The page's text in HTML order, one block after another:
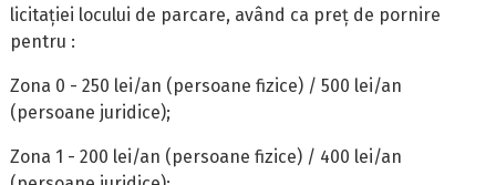
licitației locului de parcare, având ca preț de pornire
pentru :
Zona 0 - 250 lei/an (persoane fizice) / 500 lei/an
(persoane juridice);
Zona 1 - 200 lei/an (persoane fizice) / 400 lei/an